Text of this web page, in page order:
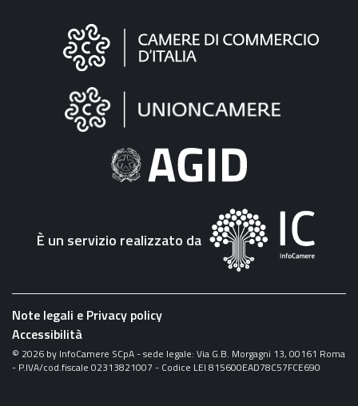
Informazioni
"Fattura
Elettronica"
È un servizio realizzato da
Note legali e Privacy policy
Accessibilità
© 2026 by InfoCamere SCpA - sede legale: Via G.B. Morgagni 13, 00161 Roma
- P.IVA/cod.fiscale 02313821007 - Codice LEI 815600EAD78C57FCE690